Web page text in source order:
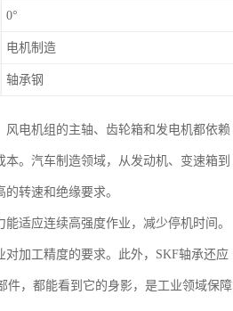
0°
电机制造
轴承钢
电机组的主轴、齿轮箱和发电机都依赖
。汽车制造领域，从发动机、变速箱到
转速和绝缘要求。
适应连续高强度作业，减少停机时间。
加工精度的要求。此外，SKF轴承还应
件，都能看到它的身影，是工业领域保障